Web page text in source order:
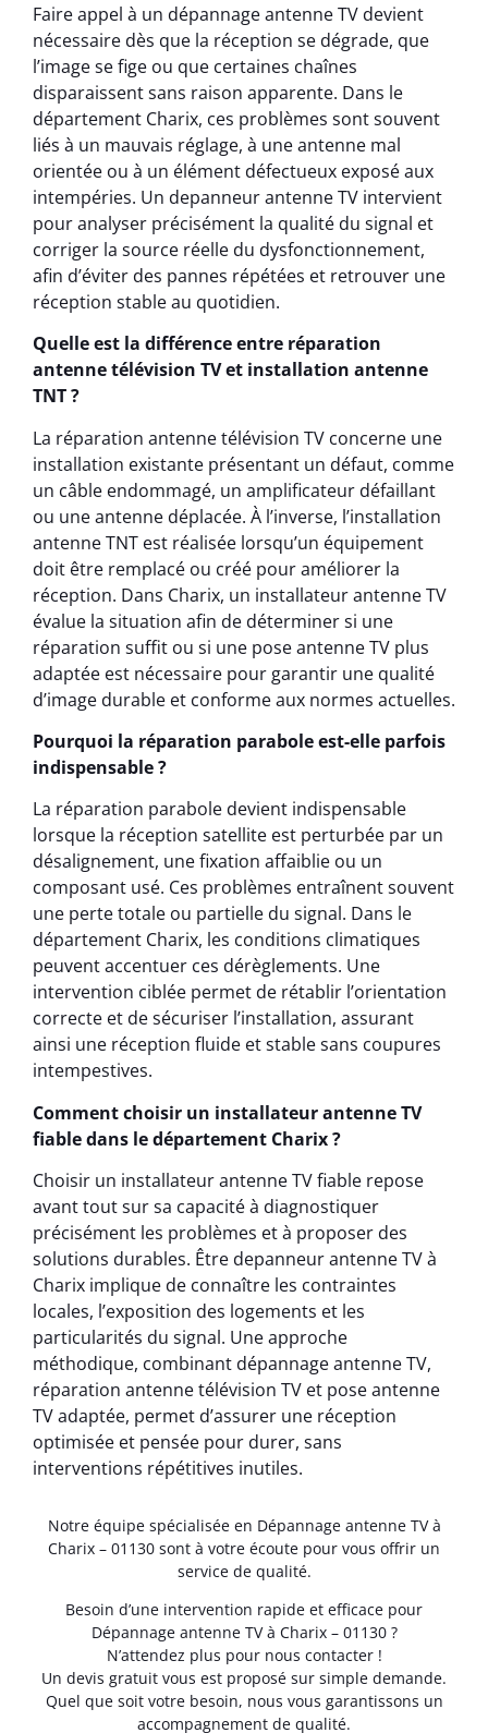
Faire appel à un dépannage antenne TV devient
nécessaire dès que la réception se dégrade, que
l’image se fige ou que certaines chaînes
disparaissent sans raison apparente. Dans le
département Charix, ces problèmes sont souvent
liés à un mauvais réglage, à une antenne mal
orientée ou à un élément défectueux exposé aux
intempéries. Un depanneur antenne TV intervient
pour analyser précisément la qualité du signal et
corriger la source réelle du dysfonctionnement,
afin d’éviter des pannes répétées et retrouver une
réception stable au quotidien.
Quelle est la différence entre réparation
antenne télévision TV et installation antenne
TNT ?
La réparation antenne télévision TV concerne une
installation existante présentant un défaut, comme
un câble endommagé, un amplificateur défaillant
ou une antenne déplacée. À l’inverse, l’installation
antenne TNT est réalisée lorsqu’un équipement
doit être remplacé ou créé pour améliorer la
réception. Dans Charix, un installateur antenne TV
évalue la situation afin de déterminer si une
réparation suffit ou si une pose antenne TV plus
adaptée est nécessaire pour garantir une qualité
d’image durable et conforme aux normes actuelles.
Pourquoi la réparation parabole est-elle parfois
indispensable ?
La réparation parabole devient indispensable
lorsque la réception satellite est perturbée par un
désalignement, une fixation affaiblie ou un
composant usé. Ces problèmes entraînent souvent
une perte totale ou partielle du signal. Dans le
département Charix, les conditions climatiques
peuvent accentuer ces dérèglements. Une
intervention ciblée permet de rétablir l’orientation
correcte et de sécuriser l’installation, assurant
ainsi une réception fluide et stable sans coupures
intempestives.
Comment choisir un installateur antenne TV
fiable dans le département Charix ?
Choisir un installateur antenne TV fiable repose
avant tout sur sa capacité à diagnostiquer
précisément les problèmes et à proposer des
solutions durables. Être depanneur antenne TV à
Charix implique de connaître les contraintes
locales, l’exposition des logements et les
particularités du signal. Une approche
méthodique, combinant dépannage antenne TV,
réparation antenne télévision TV et pose antenne
TV adaptée, permet d’assurer une réception
optimisée et pensée pour durer, sans
interventions répétitives inutiles.
Notre équipe spécialisée en Dépannage antenne TV à
Charix – 01130 sont à votre écoute pour vous offrir un
service de qualité.
Besoin d’une intervention rapide et efficace pour
Dépannage antenne TV à Charix – 01130 ?
N’attendez plus pour nous contacter !
Un devis gratuit vous est proposé sur simple demande.
Quel que soit votre besoin, nous vous garantissons un
accompagnement de qualité.